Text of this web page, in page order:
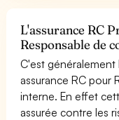
L'assurance RC
Responsable de
C'est généralement
assurance RC pour
interne. En effet
assurée contre les